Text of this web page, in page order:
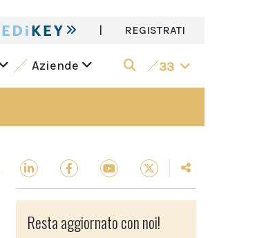
| REGISTRATI
Aziende 33
Resta aggiornato con noi!